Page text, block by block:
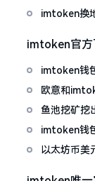
搞定
imtoken换
imtoken官方
imtoken钱
欧意和
包
鱼池挖矿挖
imtoken钱
以太坊币美